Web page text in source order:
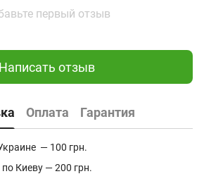
первый отзыв
Написать отзыв
Оплата Гарантия
— 100 грн.
Киеву — 200 грн.